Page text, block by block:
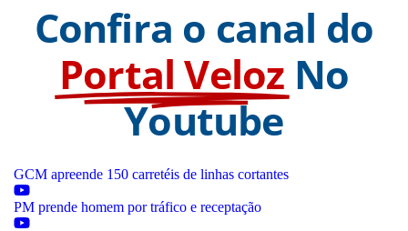
Confira o canal do
Portal Veloz No
Youtube
GCM apreende 150 carretéis de linhas cortantes
PM prende homem por tráfico e receptação